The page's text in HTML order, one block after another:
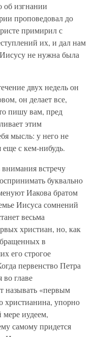
об изгнании
проповедовал до
примирил с
их, и дал нам
не нужна была
двух недель он
он делает все,
пишу вам, пред
этим
мысль: у него не
с кем-нибудь.
внимания встречу
буквально
Иакова братом
Иисуса сомнений
весьма
христиан, но, как
в
его строгое
первенство Петра
главе
называть «первым
христианина, упорно
мере иудеем,
самому придется